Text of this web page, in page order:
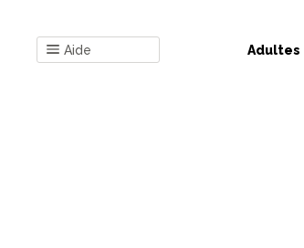
Aide Adultes